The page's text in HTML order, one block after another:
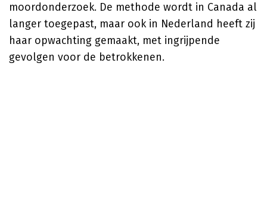
moordonderzoek. De methode wordt in Canada al
langer toegepast, maar ook in Nederland heeft zij
haar opwachting gemaakt, met ingrijpende
gevolgen voor de betrokkenen.